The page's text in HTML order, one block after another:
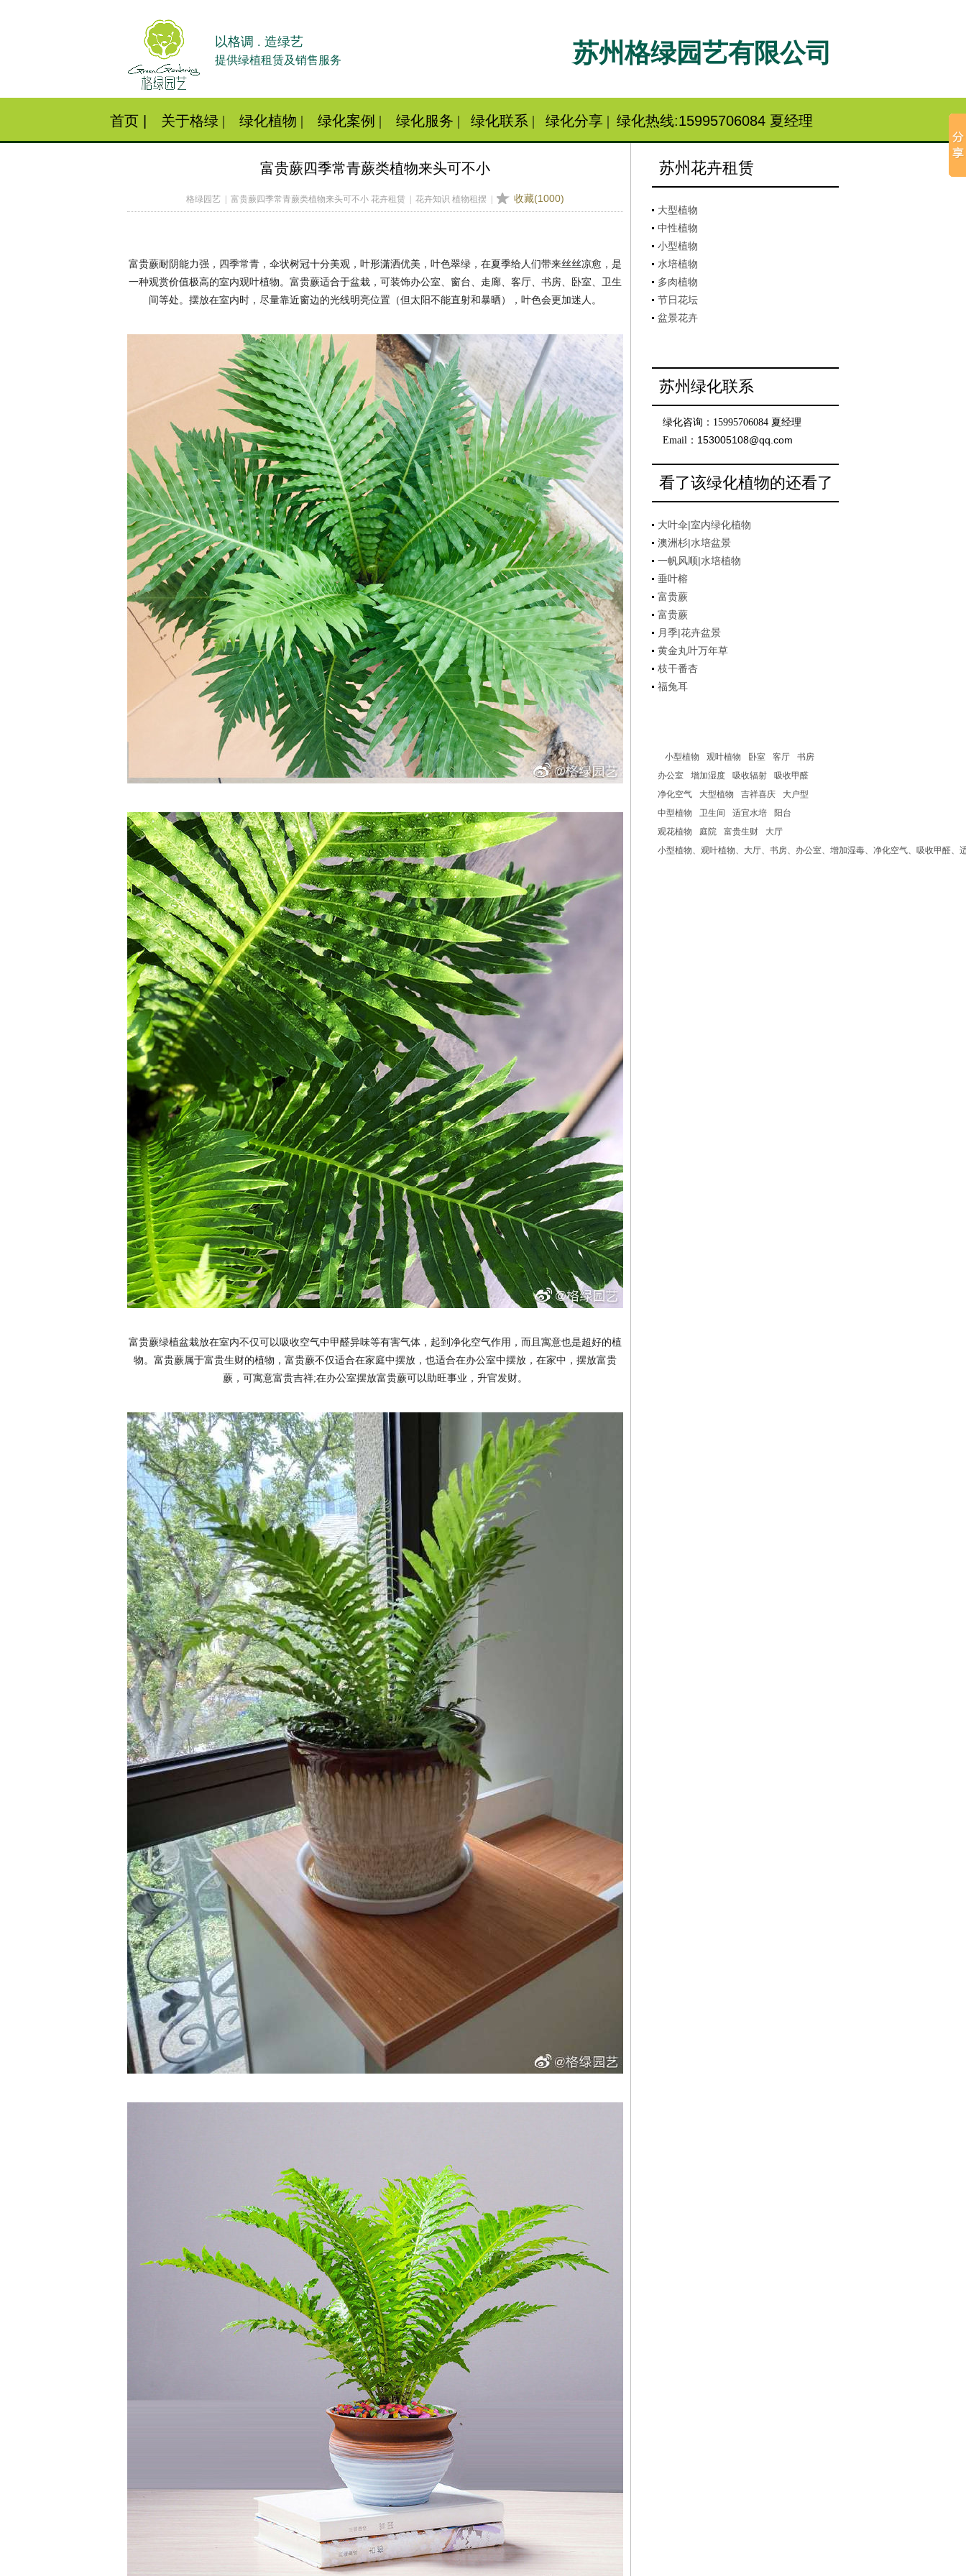
以格调 . 造绿艺
提供绿植租赁及销售服务 苏州格绿园艺有限公司
首页 | 关于格绿 | 绿化植物 | 绿化案例 | 绿化服务 | 绿化联系 | 绿化分享 | 绿化热线:15995706084 夏经理
富贵蕨四季常青蕨类植物来头可不小
格绿园艺 | 富贵蕨四季常青蕨类植物来头可不小 花卉租赁 | 花卉知识 植物租摆 | 收藏(1000)
富贵蕨耐阴能力强，四季常青，伞状树冠十分美观，叶形潇洒优美，叶色翠绿，在夏季给人们带来丝丝凉愈，是
一种观赏价值极高的室内观叶植物。富贵蕨适合于盆栽，可装饰办公室、窗台、走廊、客厅、书房、卧室、卫生
间等处。摆放在室内时，尽量靠近窗边的光线明亮位置（但太阳不能直射和暴晒），叶色会更加迷人。
富贵蕨绿植盆栽放在室内不仅可以吸收空气中甲醛异味等有害气体，起到净化空气作用，而且寓意也是超好的植
物。富贵蕨属于富贵生财的植物，富贵蕨不仅适合在家庭中摆放，也适合在办公室中摆放，在家中，摆放富贵
蕨，可寓意富贵吉祥;在办公室摆放富贵蕨可以助旺事业，升官发财。
苏州花卉租赁
大型植物
中性植物
小型植物
水培植物
多肉植物
节日花坛
盆景花卉
苏州绿化联系
绿化咨询：15995706084 夏经理
Email： 153005108@qq.com
看了该绿化植物的还看了
大叶伞|室内绿化植物
澳洲杉|水培盆景
一帆风顺|水培植物
垂叶榕
富贵蕨
富贵蕨
月季|花卉盆景
黄金丸叶万年草
枝干番杏
福兔耳
小型植物 观叶植物 卧室 客厅
书房
办公室
增加湿度 吸收辐射
吸收甲醛
净化空气
大型植物 吉祥喜庆
大户型
中型植物
卫生间 适宜水培
阳台
观花植物
庭院 富贵生财
大厅
小型植物、观叶植物、大厅、书房、办公室、增加湿毒、净化空气、吸收甲醛、